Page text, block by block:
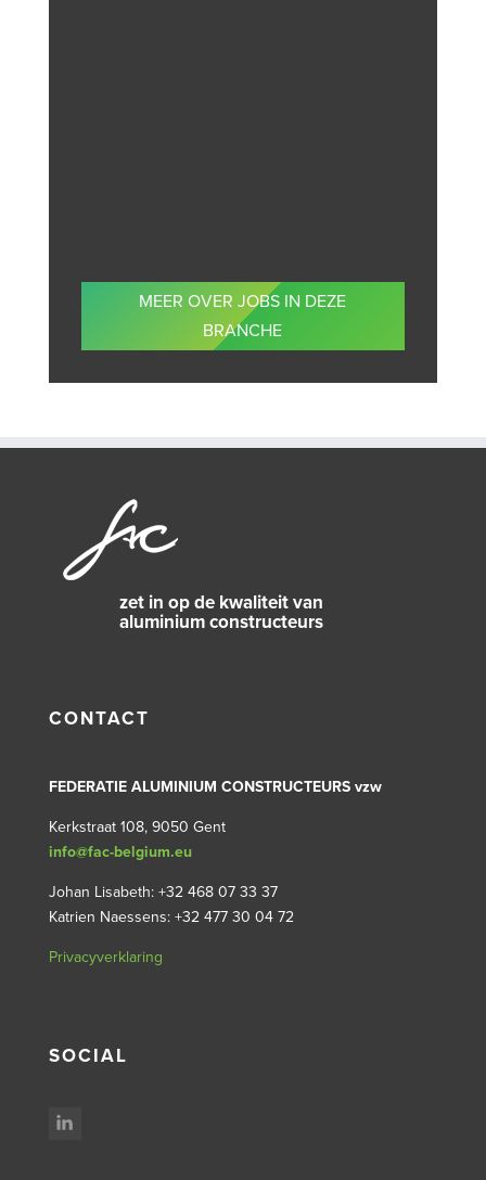
MEER OVER JOBS IN DEZE
BRANCHE
zet in op de kwaliteit van
aluminium constructeurs
CONTACT
FEDERATIE ALUMINIUM CONSTRUCTEURS vzw
Kerkstraat 108, 9050 Gent
info@fac-belgium.eu
Johan Lisabeth: +32 468 07 33 37
Katrien Naessens: +32 477 30 04 72
Privacyverklaring
SOCIAL